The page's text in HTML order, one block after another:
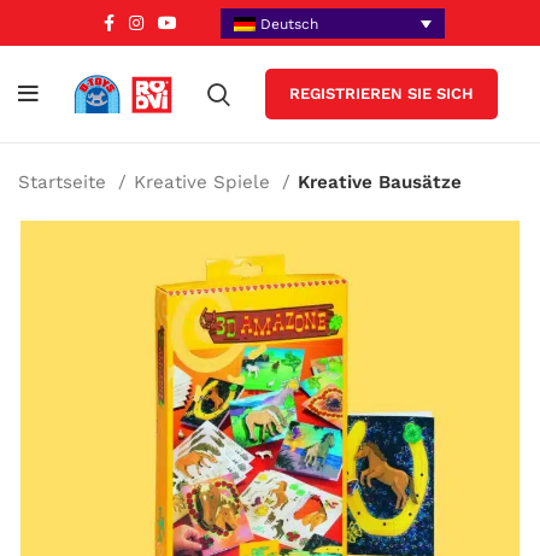
Deutsch
REGISTRIEREN SIE SICH
Startseite Kreative Spiele Kreative Bausätze